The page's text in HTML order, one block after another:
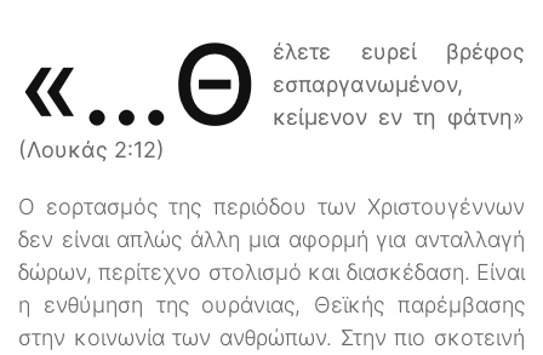
«…θ
έλετε ευρεί βρέφος
εσπαργανωμένον,
κείμενον εν τη φάτνη»
(Λουκάς 2:12)
Ο εορτασμός της περιόδου των Χριστουγέννων
δεν είναι απλώς άλλη μια αφορμή για ανταλλαγή
δώρων, περίτεχνο στολισμό και διασκέδαση. Είναι
η ενθύμηση της ουράνιας, Θεϊκής παρέμβασης
στην κοινωνία των ανθρώπων. Στην πιο σκοτεινή